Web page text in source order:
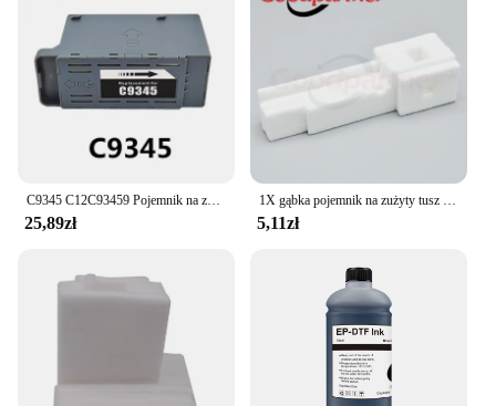
C9345 C12C93459 Pojemnik na zbiornik konserwacyjny do Epson WF-7820 wf-7840 L8050 L8180 L8160 L15158 L15168 L15150 L15160 L6558 6578 st-c8000
25,89zł
1X gąbka pojemnik na zużyty tusz do Epson L355 L210 L120 L365 L110 L111 L111 L132 L211 L220 L222 L300 L301 L360 L362 L363 L366 L455
5,11zł